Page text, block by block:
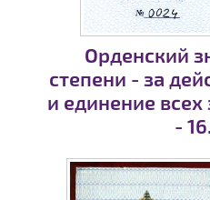
Орденский
степени - за
и единение
-